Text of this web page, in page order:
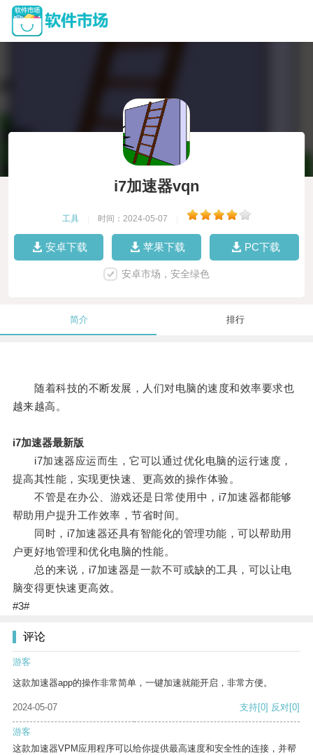
i7加速器vqn
工具 时间：2024-05-07
安卓下载 苹果下载 PC下载
安卓市场，安全绿色
简介 排行
随着科技的不断发展，人们对电脑的速度和效率要求也
越来越高。
i7加速器最新版
i7加速器应运而生，它可以通过优化电脑的运行速度，
提高其性能，实现更快速、更高效的操作体验。
不管是在办公、游戏还是日常使用中，i7加速器都能够
帮助用户提升工作效率，节省时间。
同时，i7加速器还具有智能化的管理功能，可以帮助用
户更好地管理和优化电脑的性能。
总的来说，i7加速器是一款不可或缺的工具，可以让电
脑变得更快速更高效。
#3#
评论
游客
这款加速器app的操作非常简单，一键加速就能开启，非常方便。
2024-05-07 支持[0] 反对[0]
游客
这款加速器VPM应用程序可以给你提供最高速度和安全性的连接，并帮